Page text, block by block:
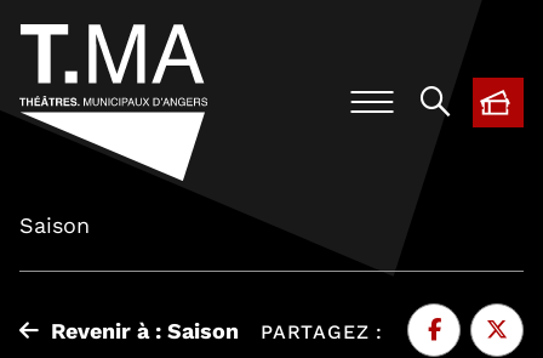
,
Saison
Revenir à : Saison PARTAGEZ :